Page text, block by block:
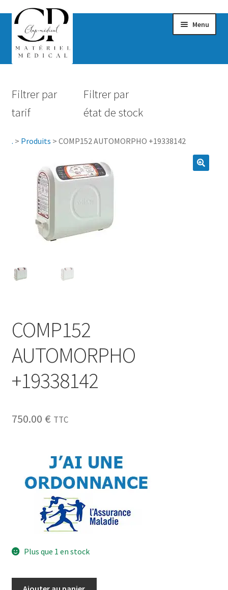
Menu
Hygiène
Maternité
Accessoires Salle de bain
Vêtements & Chaussures
Sécurité
Pro.
Filtrer par
tarif
Filtrer par
état de stock
. > Produits > COMP152 AUTOMORPHO +19338142
COMP152
AUTOMORPHO
+19338142
750.00 € TTC
Plus que 1 en stock